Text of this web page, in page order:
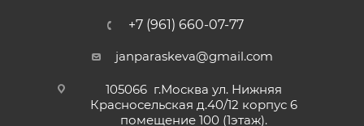
+7 (961) 660-07-77
janparaskeva@gmail.com
105066 г.Москва ул. Нижняя
Красносельская д.40/12 корпус 6
помещение 100 (1этаж).